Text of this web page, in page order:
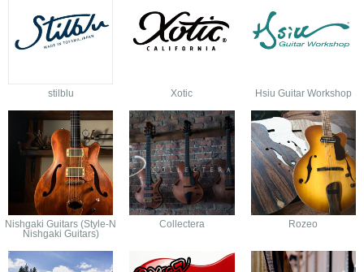
stilblu Xotic Hsiu Guitar Workshop
Nishgaki Guitars (Style-N
Nishgaki Guitars)
Collectera Rozeo